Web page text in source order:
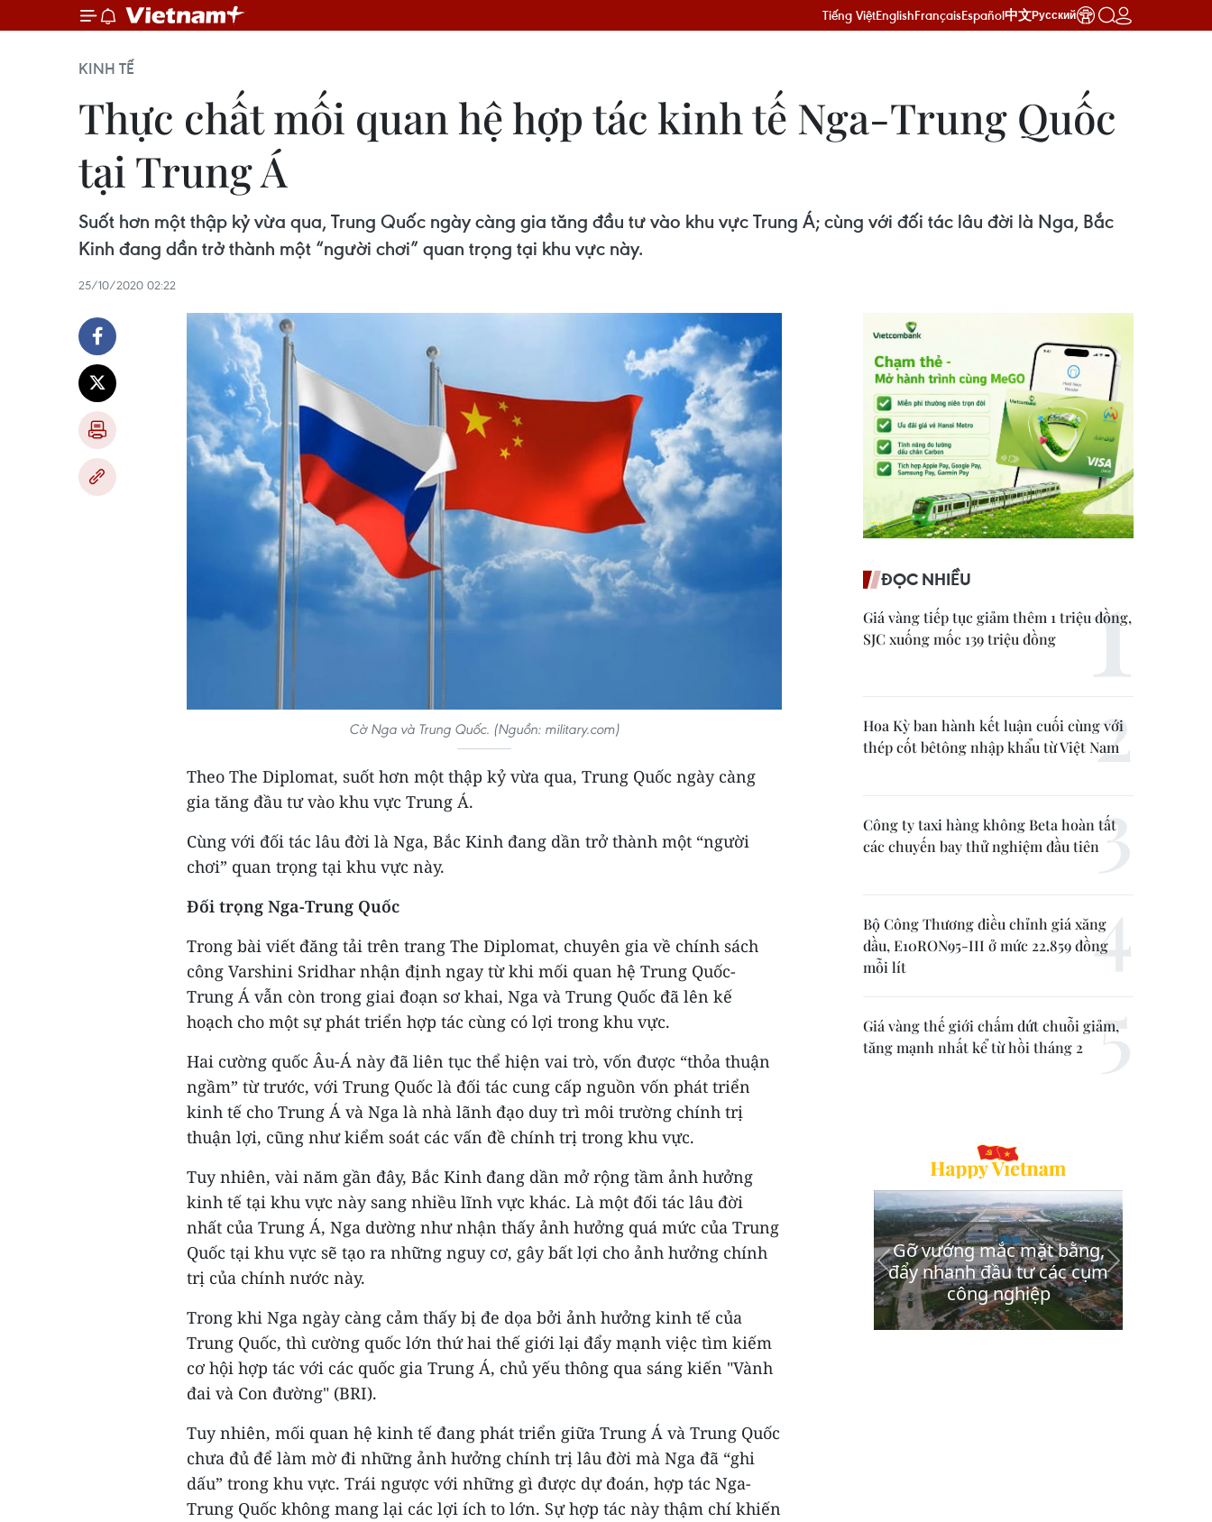
Tiếng ViệtEnglishFrançaisEspañol中文Русский
KINH TẾ
Thực chất mối quan hệ hợp tác kinh tế Nga-Trung Quốc
tại Trung Á
Suốt hơn một thập kỷ vừa qua, Trung Quốc ngày càng gia tăng đầu tư vào khu vực Trung Á; cùng với đối tác lâu đời là Nga, Bắc
Kinh đang dần trở thành một “người chơi” quan trọng tại khu vực này.
25/10/2020 02:22
Cờ Nga và Trung Quốc. (Nguồn: military.com)
Theo The Diplomat, suốt hơn một thập kỷ vừa qua, Trung Quốc ngày càng
gia tăng đầu tư vào khu vực Trung Á.
Cùng với đối tác lâu đời là Nga, Bắc Kinh đang dần trở thành một “người
chơi” quan trọng tại khu vực này.
Đối trọng Nga-Trung Quốc
Trong bài viết đăng tải trên trang The Diplomat, chuyên gia về chính sách
công Varshini Sridhar nhận định ngay từ khi mối quan hệ Trung Quốc-
Trung Á vẫn còn trong giai đoạn sơ khai, Nga và Trung Quốc đã lên kế
hoạch cho một sự phát triển hợp tác cùng có lợi trong khu vực.
Hai cường quốc Âu-Á này đã liên tục thể hiện vai trò, vốn được “thỏa thuận
ngầm” từ trước, với Trung Quốc là đối tác cung cấp nguồn vốn phát triển
kinh tế cho Trung Á và Nga là nhà lãnh đạo duy trì môi trường chính trị
thuận lợi, cũng như kiểm soát các vấn đề chính trị trong khu vực.
Tuy nhiên, vài năm gần đây, Bắc Kinh đang dần mở rộng tầm ảnh hưởng
kinh tế tại khu vực này sang nhiều lĩnh vực khác. Là một đối tác lâu đời
nhất của Trung Á, Nga dường như nhận thấy ảnh hưởng quá mức của Trung
Quốc tại khu vực sẽ tạo ra những nguy cơ, gây bất lợi cho ảnh hưởng chính
trị của chính nước này.
Trong khi Nga ngày càng cảm thấy bị đe dọa bởi ảnh hưởng kinh tế của
Trung Quốc, thì cường quốc lớn thứ hai thế giới lại đẩy mạnh việc tìm kiếm
cơ hội hợp tác với các quốc gia Trung Á, chủ yếu thông qua sáng kiến "Vành
đai và Con đường" (BRI).
Tuy nhiên, mối quan hệ kinh tế đang phát triển giữa Trung Á và Trung Quốc
chưa đủ để làm mờ đi những ảnh hưởng chính trị lâu đời mà Nga đã “ghi
dấu” trong khu vực. Trái ngược với những gì được dự đoán, hợp tác Nga-
Trung Quốc không mang lại các lợi ích to lớn. Sự hợp tác này thậm chí khiến
ĐỌC NHIỀU
Giá vàng tiếp tục giảm thêm 1 triệu đồng,
SJC xuống mốc 139 triệu đồng
Hoa Kỳ ban hành kết luận cuối cùng với
thép cốt bêtông nhập khẩu từ Việt Nam
Công ty taxi hàng không Beta hoàn tất
các chuyến bay thử nghiệm đầu tiên
Bộ Công Thương điều chỉnh giá xăng
dầu, E10RON95-III ở mức 22.859 đồng
mỗi lít
Giá vàng thế giới chấm dứt chuỗi giảm,
tăng mạnh nhất kể từ hồi tháng 2